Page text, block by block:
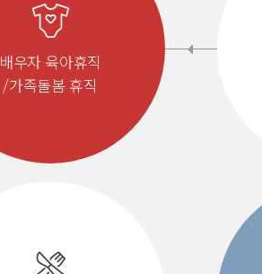
배우자 육아휴직
/가족돌봄 휴직